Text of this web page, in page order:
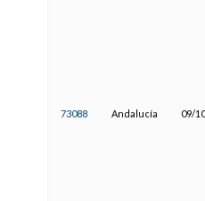
73088 Andalucía 09/